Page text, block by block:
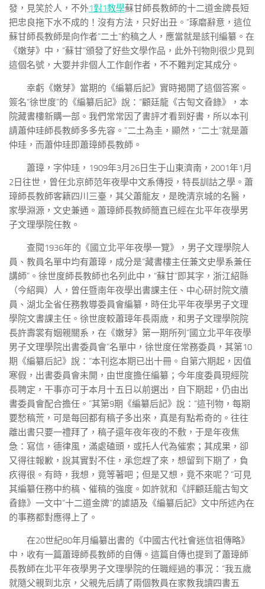
發，見笑於人，不外1對1教學蘇甘師長教師的十二道金牌長短
把忠良拖下水不成的！沒有方法，只好出丑。”琢磨辭意，這位
蘇甘師長教師是向作者“二土”約稿之人，應當就是該刊編纂。在
《嫩芽》中，“蘇甘”頒發了好些文學作品，此外刊物則很少見到
這個名號，大要并非個人工作創作者，不不難判定其成分。
幸虧《嫩芽》當期的《編纂后記》實時揭開了這個答案。
簽名“徐世度”的《編纂后記》說：“顧廷龍《古匋文孴錄》，本
院藏書樓新購一部。我們常常因了書評才看到好書，所以本刊
請蕭仲珪師長教師多多先容。”二土為圭，顯然，“二土”就是蕭
仲珪，而蕭仲珪即蕭璋師長教師。
蕭璋，字仲珪，1909年3月26日生于山東濟南，2001年1月
2日往世，曾任北京師范年夜學中文系傳授，特長訓詁之學。蕭
璋師長教師客籍四川三臺，其父蕭龍友，是晚清京城的名醫，
家學淵源，文史兼通。蕭璋師長教師簡直已經在北平年夜學男
子文理學院任教。
查閱1936年的《國立北平年夜學一覽》，男子文理學院人
員、教員名單中均有蕭璋，成分是“藏書樓主任兼文史學系兼任
講師”。徐世度師長教師也名列此中，“蘇甘”即其字，浙江紹縣
（今紹興）人，曾任暨南年夜學出書課主任、中心研討院文牘
員、湖北全省任務教導委員會編纂，時任北平年夜學男子文理
學院文書課主任。徐世度較蕭璋年長兩歲，和男子文理學院院
長許壽裳有姻親關系，在《嫩芽》第一期所列“國立北平年夜學
男子文理學院出書委員會”名單中，徐世度任常務委員，其第10
期《編纂后記》說：“本刊迄本期已出十冊。自第六期起，因值
寒假，出書委員會未開，由世度擔任編纂；今年度委員現經院
長聘定，干事亦可于本月十五日以前選出，自下期起，仍由出
書委員會配合擔任。”其第9期《編纂后記》說：“這刊物，每期
要愁稿荒，可是每回都有稿子多出來，真是有點希奇的。往往
離出書只要一禮拜了，稿子還年夜年夜的不敷，于是年夜焦
急：寫信，德律風，滿處磕頭，或托人代為催索；其成果，卻
又得往報歉，說其實對不住，承您趕了來，想留到下期了，負
疚得很。有時，我想，竟等著吧；但是又想，竟不來呢？”可見
其編纂任務中約稿、催稿的強度。如許就和《評顧廷龍古匋文
孴錄》一文中“十二道金牌”的謔語及《編纂后記》文中所述內在
的事務都對應得上了。
在20世紀80年月編纂出書的《中國古代社會迷信祖傳略》
中，收有一篇蕭璋師長教師的自傳。這篇自傳也提到了蕭璋師
長教師在北平年夜學男子文理學院的任職經過的事況：“我五歲
就隨父親到北京，父親先后請了兩個教員在家教我讀四書五